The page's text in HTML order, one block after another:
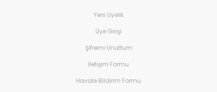
Yeni Üyelik
Üye Girişi
Şifremi Unuttum
İletişim Formu
Havale Bildirim Formu